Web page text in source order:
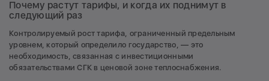
Почему растут тарифы, и когда их поднимут в
следующий раз
Контролируемый рост тарифа, ограниченный предельным
уровнем, который определило государство, — это
необходимость, связанная с инвестиционными
обязательствами СГК в ценовой зоне теплоснабжения.